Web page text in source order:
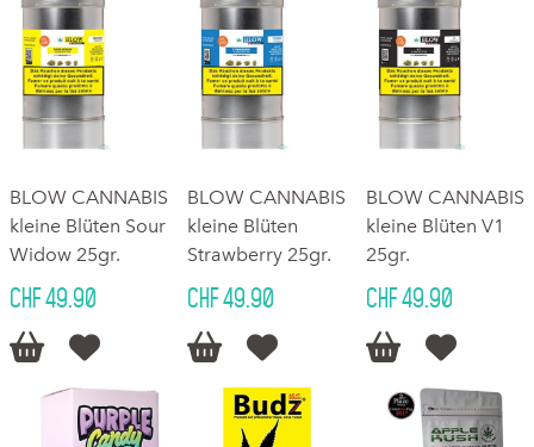
BLOW CANNABIS
kleine Blüten Sour
Widow 25gr.
CHF 49.90
 
BLOW CANNABIS
kleine Blüten
Strawberry 25gr.
CHF 49.90
 
BLOW CANNABIS
kleine Blüten V1
25gr.
CHF 49.90
 